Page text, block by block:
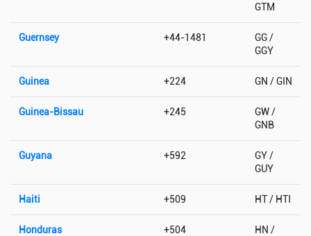
GTM
Guernsey +44-1481
GG /
GGY
Guinea +224 GN / GIN
Guinea-Bissau +245
GW /
GNB
Guyana +592
GY /
GUY
Haiti +509 HT / HTI
Honduras +504
HN /